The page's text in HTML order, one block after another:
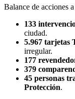
Balance de acciones
133
ciudad.
5.967 tarjetas
irregular.
177
379
45 personas
Protección.